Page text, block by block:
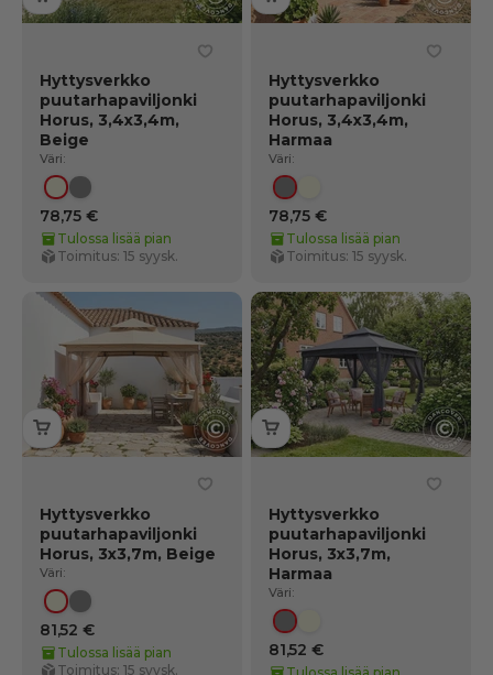
Hyttysverkko
puutarhapaviljonki
Horus, 3,4x3,4m,
Beige
Väri:
BeigeHarmaa
78,75 €
Tulossa lisää pian
Toimitus: 15 syysk.
Hyttysverkko
puutarhapaviljonki
Horus, 3,4x3,4m,
Harmaa
Väri:
Harmaa
78,75 €
Tulossa lisää pian
Toimitus: 15 syysk.
Hyttysverkko
puutarhapaviljonki
Horus, 3x3,7m, Beige
Väri:
BeigeHarmaa
81,52 €
Tulossa lisää pian
Toimitus: 15 syysk.
Hyttysverkko
puutarhapaviljonki
Horus, 3x3,7m,
Harmaa
Väri:
Harmaa
81,52 €